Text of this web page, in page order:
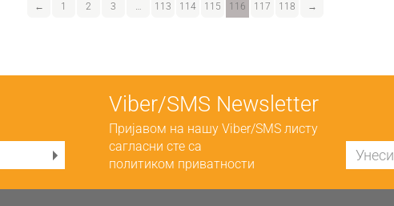
← 1 2 3 … 113 114 115 116 117 118 →
Viber/SMS Newsletter
Пријавом на нашу Viber/SMS листу
сагласни сте са
политиком приватности